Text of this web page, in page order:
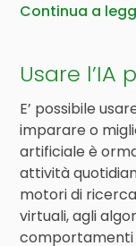
Continua a
Usare l’IA
E’ possibile
imparare o
artificiale è
attività
motori di
virtuali, agli
comportamenti